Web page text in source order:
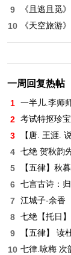
9 《且逃且觅》
10 《天空旅游》
一周回复热帖
1 一半儿.李师
2 考试特抠珍
3 【唐. 王涯.
4 七绝 贺秋韵
5 【五律】秋暮
6 七言古诗：
7 江城子-余香
8 七绝【托日】
9 【五律】 读
10 七律.咏梅 次